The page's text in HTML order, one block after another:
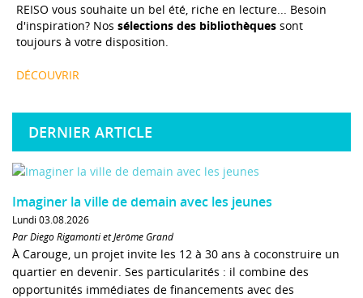
REISO vous souhaite un bel été, riche en lecture... Besoin
d'inspiration? Nos sélections des bibliothèques sont
toujours à votre disposition.
DÉCOUVRIR
DERNIER ARTICLE
Imaginer la ville de demain avec les jeunes
Lundi 03.08.2026
Par Diego Rigamonti et Jérôme Grand
À Carouge, un projet invite les 12 à 30 ans à coconstruire un
quartier en devenir. Ses particularités : il combine des
opportunités immédiates de financements avec des